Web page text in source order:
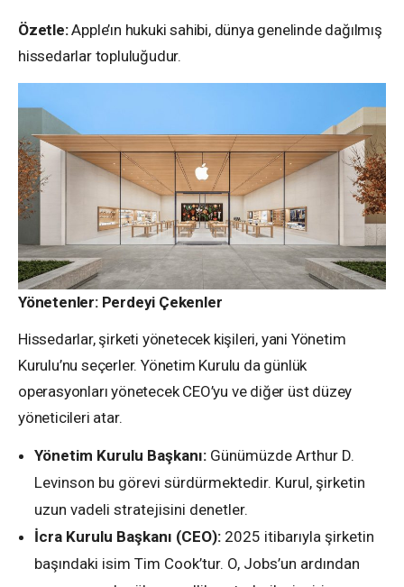
Özetle:Apple’ın hukuki sahibi, dünya genelinde dağılmış
hissedarlar topluluğudur.
Yönetenler: Perdeyi Çekenler
Hissedarlar, şirketi yönetecek kişileri, yani Yönetim
Kurulu’nu seçerler. Yönetim Kurulu da günlük
operasyonları yönetecek CEO’yu ve diğer üst düzey
yöneticileri atar.
Yönetim Kurulu Başkanı: Günümüzde Arthur D.
Levinson bu görevi sürdürmektedir. Kurul, şirketin
uzun vadeli stratejisini denetler.
İcra Kurulu Başkanı (CEO): 2025 itibarıyla şirketin
başındaki isim Tim Cook’tur. O, Jobs’un ardından